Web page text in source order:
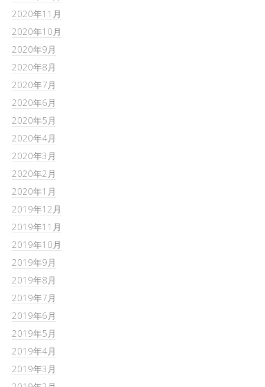
2020年11月
2020年10月
2020年9月
2020年8月
2020年7月
2020年6月
2020年5月
2020年4月
2020年3月
2020年2月
2020年1月
2019年12月
2019年11月
2019年10月
2019年9月
2019年8月
2019年7月
2019年6月
2019年5月
2019年4月
2019年3月